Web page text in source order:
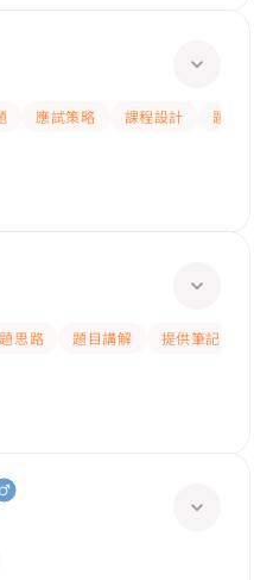
應試策略 課程設計
題目講解
思路 題目講解 提供筆記